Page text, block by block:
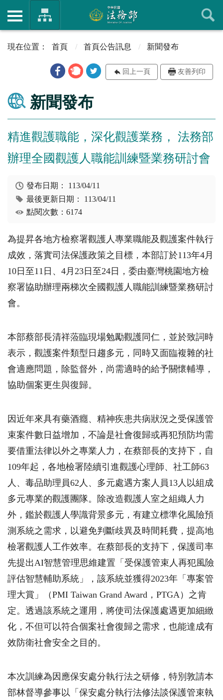
首頁 首頁公告訊息 新聞發布
回上一頁 友善列印
新聞發布
精進觀護職能，深化觀護業務， 法務部
辦理全國觀護人職能訓練暨業務研討會
發布日期： 113/04/11
最後更新日期： 113/04/11
點閱次數：6174
為提昇各地方檢察署觀護人專業職能及觀護案件執行
成效，落實司法保護政策之目標，本部訂於113年4 月
10日至11 日、 4 月 23日至24日，委由臺灣桃園地方檢
察署協助辦理兩梯次全國觀護人職能訓練暨業務研討
會。
本部蔡部長清祥蒞臨現場勉勵觀護同仁，並於致詞時
表示，觀護案件類型日趨多元，同時又面臨複雜的社
會適應問題，除監督外，尚需適時的給予關懷輔導，
協助個案更生與復歸。
因近年來具有藥酒癮、精神疾患共病狀況之受保護管
束案件數日益增加，不論是社會復歸或再犯預防均需
要借重法律以外之專業人力，在蔡部長的支持下，自
109年起，各地檢署陸續引進觀護心理師、社工師63
人、毒品助理員62 人、多元處遇方案人員13 人以組成
多元專業的觀護團隊。除改造觀護人室之組織人力
外，鑑於觀護人學識背景多元，有建立標準化風險預
測系統之需求，以避免判斷歧異及時間耗費，提高地
檢署觀護人工作效率。在蔡部長的支持下，保護司率
先提出AI智慧管理思維建置「受保護管束人再犯風險
評估智慧輔助系統」，該系統並獲得2023年「專案管
理大賞」（PMI Taiwan Grand Award ， PTGA ）之肯
定。透過該系統之運用，將使司法保護處遇更加細緻
化，不但可以符合個案社會復歸之需求，也能達成有
效防衛社會安全之目的。
本次訓練為因應保安處分執行法之研修，特別敦請本
部林督導參事以「保安處分執行法修法談保護管束執